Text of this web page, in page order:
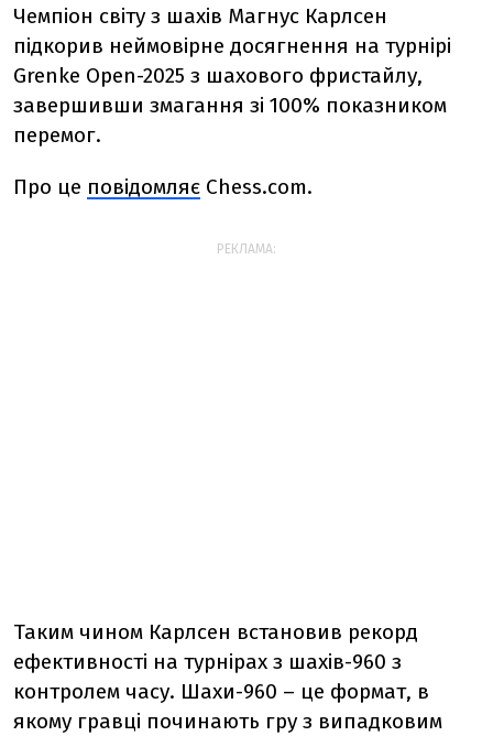
Чемпіон світу з шахів Магнус Карлсен
підкорив неймовірне досягнення на турнірі
Grenke Open-2025 з шахового фристайлу,
завершивши змагання зі 100% показником
перемог.
Про це повідомляє Chess.com.
РЕКЛАМА:
Таким чином Карлсен встановив рекорд
ефективності на турнірах з шахів-960 з
контролем часу. Шахи-960 – це формат, в
якому гравці починають гру з випадковим